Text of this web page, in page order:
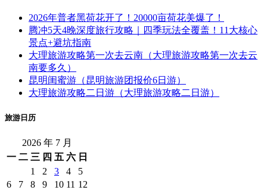
2026年普者黑荷花开了！20000亩荷花美爆了！
腾冲5天4晚深度旅行攻略｜四季玩法全覆盖！11大核心
景点+避坑指南
大理旅游攻略第一次去云南（大理旅游攻略第一次去云
南要多久）
昆明闺蜜游（昆明旅游团报价6日游）
大理旅游攻略二日游（大理旅游攻略二日游）
旅游日历
2026 年 7 月
一 二 三 四 五 六 日
1
2 3 4
5
6
7 8 9 10 11 12